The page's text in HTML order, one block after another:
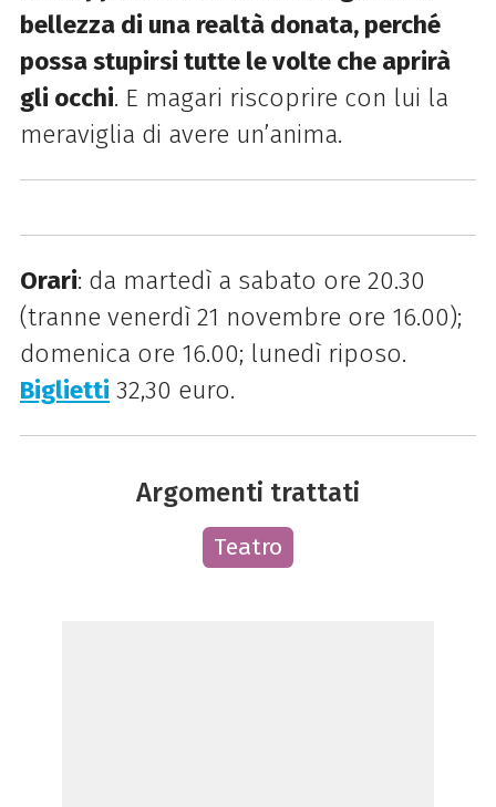
bellezza di una realtà donata, perché
possa stupirsi tutte le volte che aprirà
gli occhi. E magari riscoprire con lui la
meraviglia di avere un’anima.
Orari: da martedì a sabato ore 20.30
(tranne venerdì 21 novembre ore 16.00);
domenica ore 16.00; lunedì riposo.
Biglietti 32,30 euro.
Argomenti trattati
Teatro